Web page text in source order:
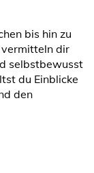
bis hin zu
dir
selbstbewusst
du Einblicke
den